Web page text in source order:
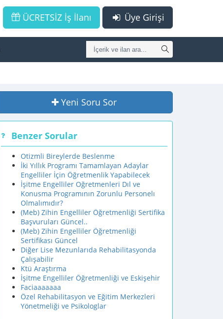
Üye Girişi
ÜCRETSİZ İş İlanı
Yeni Soru Sor
Benzer Sorular
Otizmli Bireylerde Beslenme
İki Yıllık Programı Tamamlayan Adaylar
Engelliler İçin Öğretmenlik Yapabilecek
İşitme Engelliler Oğretmenleri Dıl ve
Konusma Programının Zorunlu Personelı
Olmalımıdır?
(Meb) Zihin Engelliler Öğretmenliği Sertifika
Başvuruları Güncel..
(Meb) Zihin Engelliler Öğretmenliği
Sertifikası Güncel
Diğer Lise Mezunlarıda Rehabilitasyonda
Çalışabilir
Ktü Araştırma
İşitme Engelliler Öğretmenliği ve Eskişehir
Faciaaaaaaa
Özel Rehabilitasyon ve Eğitim Merkezleri
Yönetmeliği ve Psikologlar